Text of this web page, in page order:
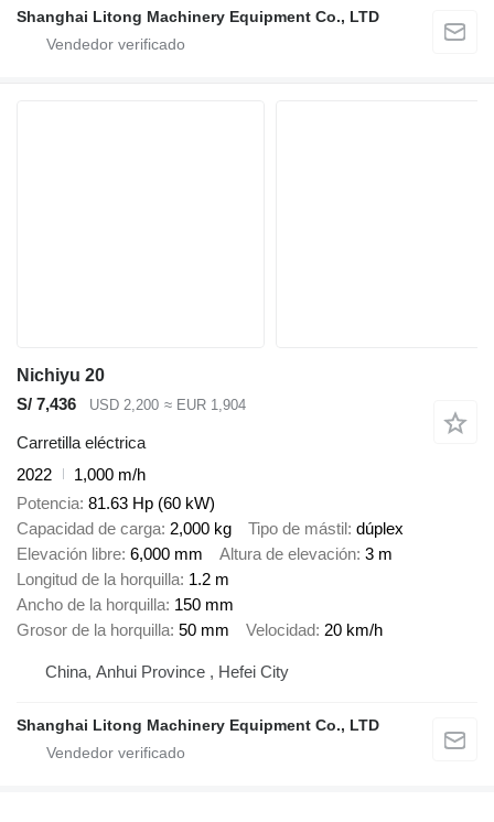
Shanghai Litong Machinery Equipment Co., LTD
Nichiyu 20
S/ 7,436
USD 2,200 ≈ EUR 1,904
Carretilla eléctrica
2022
1,000 m/h
Potencia 81.63 Hp (60 kW)
Capacidad de carga 2,000 kg Tipo de mástil dúplex
Elevación libre 6,000 mm Altura de elevación 3 m
Longitud de la horquilla 1.2 m
Ancho de la horquilla 150 mm
Grosor de la horquilla 50 mm Velocidad 20 km/h
China, Anhui Province , Hefei City
Shanghai Litong Machinery Equipment Co., LTD